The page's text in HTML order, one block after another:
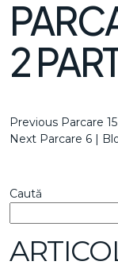
2
Previous
Post
Previous Parcare
Next
Next Parcare 6 |
Caută